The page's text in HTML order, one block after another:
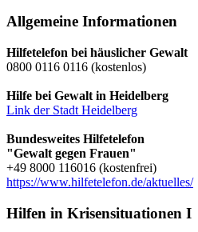
Allgemeine Informationen
Hilfetelefon bei häuslicher Gewalt
0800 0116 0116 (kostenlos)
Hilfe bei Gewalt in Heidelberg
Link der Stadt Heidelberg
Bundesweites Hilfetelefon
"Gewalt gegen Frauen"
+49 8000 116016 (kostenfrei)
https://www.hilfetelefon.de/aktuelles/
Hilfen in Krisensituationen I